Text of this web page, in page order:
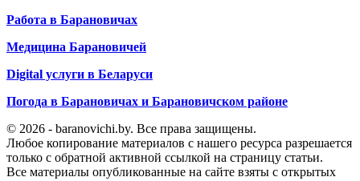
Работа в Барановичах
Медицина Барановичей
Digital услуги в Беларуси
Погода в Барановичах и Барановичском районе
© 2026 - baranovichi.by. Все права защищены.
Любое копирование материалов с нашего ресурса разрешается
только с обратной активной ссылкой на страницу статьи.
Все материалы опубликованные на сайте взяты с открытых